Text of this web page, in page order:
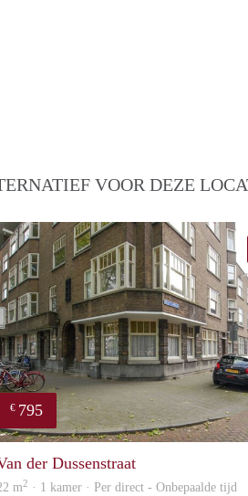
VOOR DEZE
€ 795
der Dussenstraat
m2 · 1 kamer · Per direct - Onbepaalde tijd